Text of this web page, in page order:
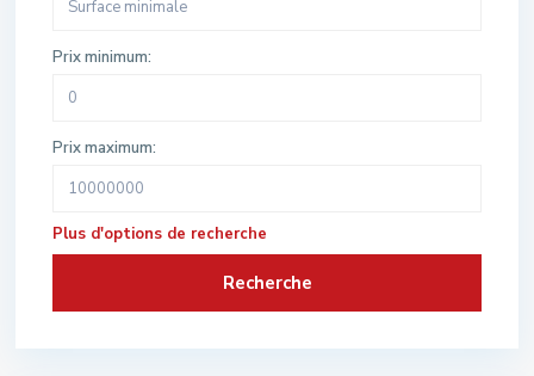
Prix minimum:
Prix maximum:
Plus d'options de recherche
Recherche